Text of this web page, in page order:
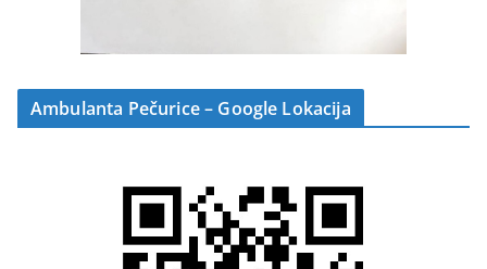
Ambulanta Pečurice – Google Lokacija